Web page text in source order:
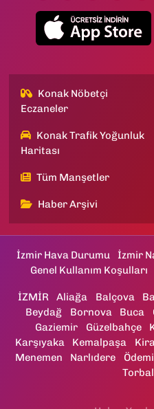
Konak Nöbetçi
Eczaneler
Konak Trafik Yoğunluk
Haritası
Tüm Manşetler
Haber Arşivi
İzmir Hava Durumu İzmir
Genel Kullanım Koşulları
İZMİR Aliağa Balçova
Beydağ
Bornova Buca
Gaziemir
Güzelbahçe
Karşıyaka
Kemalpaşa
Menemen
Narlıdere